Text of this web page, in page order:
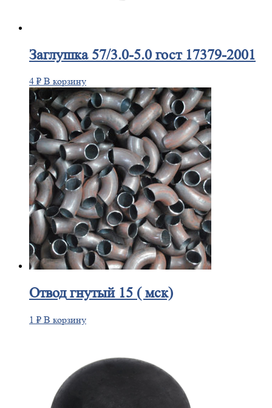
Заглушка57/3.0-5.0 гост 17379-2001
4 ₽ В корзину
Отводгнутый 15 ( мск)
1 ₽ В корзину